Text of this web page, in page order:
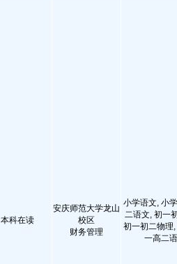
本科在读
安庆师范大学龙山
校区
财务管理
小学语文, 小
二语文, 初一
初一初二物理
一高二